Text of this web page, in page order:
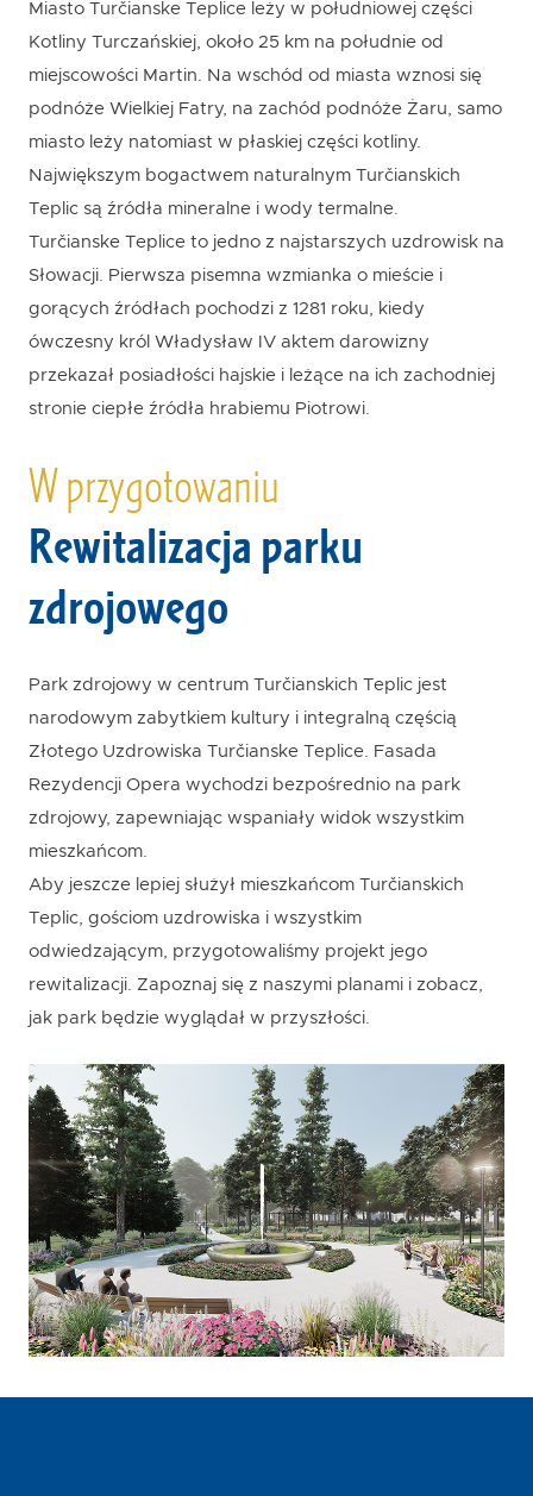
Miasto Turčianske Teplice leży w południowej części
Kotliny Turczańskiej, około 25 km na południe od
miejscowości Martin. Na wschód od miasta wznosi się
podnóże Wielkiej Fatry, na zachód podnóże Żaru, samo
miasto leży natomiast w płaskiej części kotliny.
Największym bogactwem naturalnym Turčianskich
Teplic są źródła mineralne i wody termalne.
Turčianske Teplice to jedno z najstarszych uzdrowisk na
Słowacji. Pierwsza pisemna wzmianka o mieście i
gorących źródłach pochodzi z 1281 roku, kiedy
ówczesny król Władysław IV aktem darowizny
przekazał posiadłości hajskie i leżące na ich zachodniej
stronie ciepłe źródła hrabiemu Piotrowi.
W przygotowaniu
Rewitalizacja parku
zdrojowego
Park zdrojowy w centrum Turčianskich Teplic jest
narodowym zabytkiem kultury i integralną częścią
Złotego Uzdrowiska Turčianske Teplice. Fasada
Rezydencji Opera wychodzi bezpośrednio na park
zdrojowy, zapewniając wspaniały widok wszystkim
mieszkańcom.
Aby jeszcze lepiej służył mieszkańcom Turčianskich
Teplic, gościom uzdrowiska i wszystkim
odwiedzającym, przygotowaliśmy projekt jego
rewitalizacji. Zapoznaj się z naszymi planami i zobacz,
jak park będzie wyglądał w przyszłości.